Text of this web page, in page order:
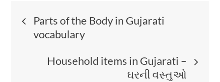
Post
navigation
Parts of the Body in Gujarati
vocabulary
Household items in Gujarati –
ઘરની વસ્તુઓ